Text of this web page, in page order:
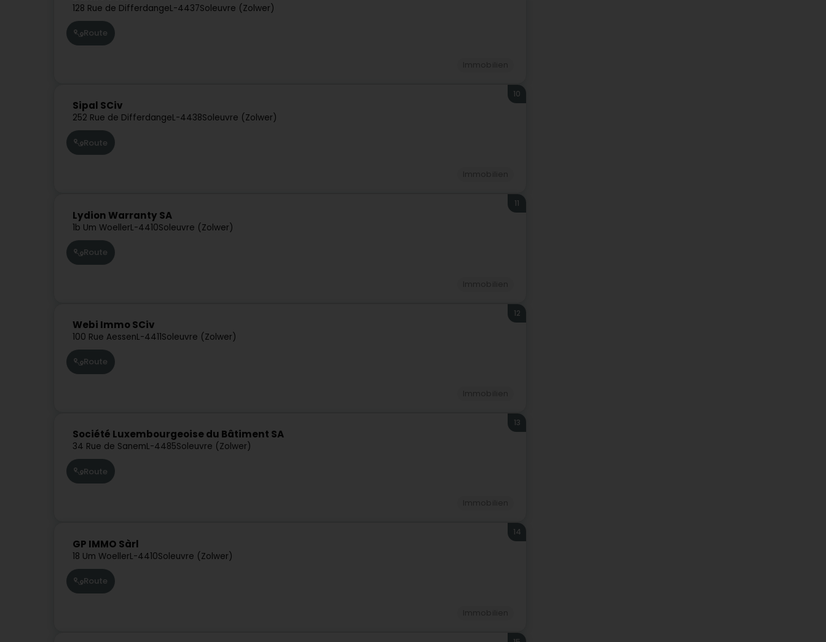
128 Rue de DifferdangeL-4437Soleuvre (Zolwer)
Route
Sipal SCiv
252 Rue de DifferdangeL-4438Soleuvre (Zolwer)
10
Route
Lydion Warranty SA
1b Um WoellerL-4410Soleuvre (Zolwer)
11
Route
Webi Immo SCiv
100 Rue AessenL-4411Soleuvre (Zolwer)
12
Route
Société Luxembourgeoise du Bâtiment SA
34 Rue de SanemL-4485Soleuvre (Zolwer)
13
Route
GP IMMO Sàrl
18 Um WoellerL-4410Soleuvre (Zolwer)
14
Route